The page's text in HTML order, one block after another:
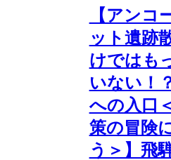
【アンコ
ット遺跡
けではも
いない！
への入口
策の冒険
う＞】飛